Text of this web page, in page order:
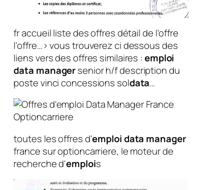
fr accueil liste des offres détail de l'offre
l'offre…› vous trouverez ci dessous des
liens vers des offres similaires :emploi
data managersenior h/f description du
poste vinci concessions soldata…
toutes les offres d'emploidata manager
france sur optioncarriere, le moteur de
recherche d'emplois